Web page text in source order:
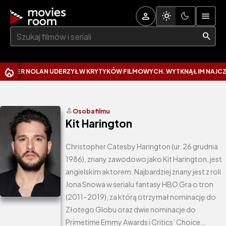
Szukaj:
NOLAN UDERZYŁ W KRYTYKÓW FILMOWYCH. WYTKNĄŁ IM
person Osoba filmu
Kit Harington
Christopher Catesby Harington (ur. 26 grudnia
1986), znany zawodowo jako Kit Harington, jest
angielskim aktorem. Najbardziej znany jest z roli
Jona Snowa w serialu fantasy HBO Gra o tron ​​
(2011–2019), za którą otrzymał nominację do
Złotego Globu oraz dwie nominacje do
Primetime Emmy Awards i Critics’ Choice